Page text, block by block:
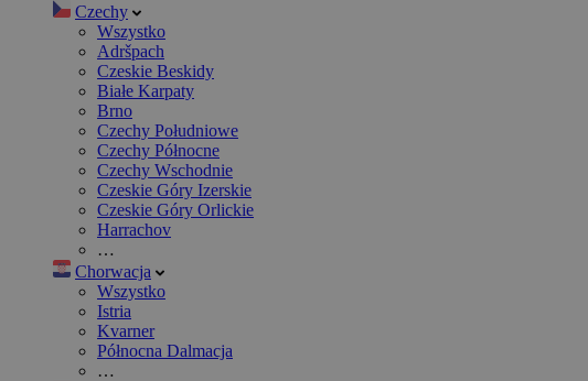
Czechy
Wszystko
Adršpach
Czeskie Beskidy
Białe Karpaty
Brno
Czechy Południowe
Czechy Północne
Czechy Wschodnie
Czeskie Góry Izerskie
Czeskie Góry Orlickie
Harrachov
…
Chorwacja
Wszystko
Istria
Kvarner
Północna Dalmacja
…